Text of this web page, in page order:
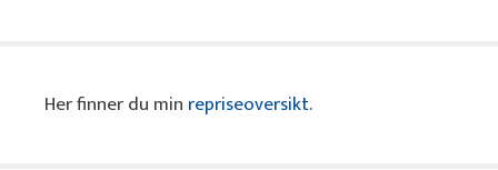
Her finner du min repriseoversikt.